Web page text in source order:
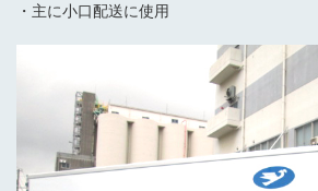
・主に小口配送に使用